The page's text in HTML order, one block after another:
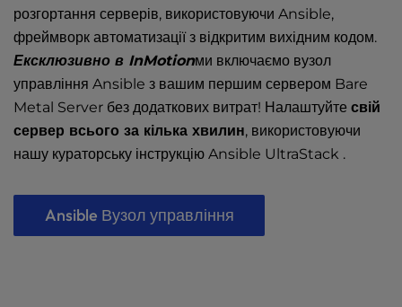
розгортання серверів, використовуючи Ansible,
фреймворк автоматизації з відкритим вихідним кодом.
Ексклюзивно в InMotionми включаємо вузол
управління Ansible з вашим першим сервером Bare
Metal Server без додаткових витрат! Налаштуйте свій
сервер всього за кілька хвилин, використовуючи
нашу кураторську інструкцію Ansible UltraStack .
Ansible Вузол управління